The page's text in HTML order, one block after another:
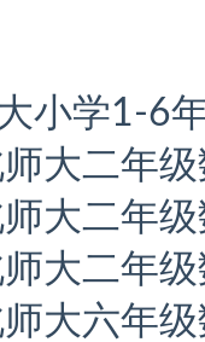
小学1-6
大二年级
大二年级
大二年级
大六年级